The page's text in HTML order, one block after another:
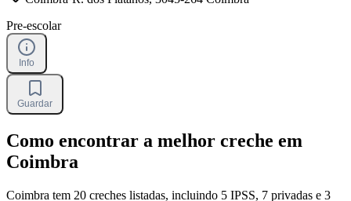
Pre-escolar
Info
Guardar
Como encontrar a melhor creche em
Coimbra
Coimbra tem 20 creches listadas, incluindo 5 IPSS, 7 privadas e 3